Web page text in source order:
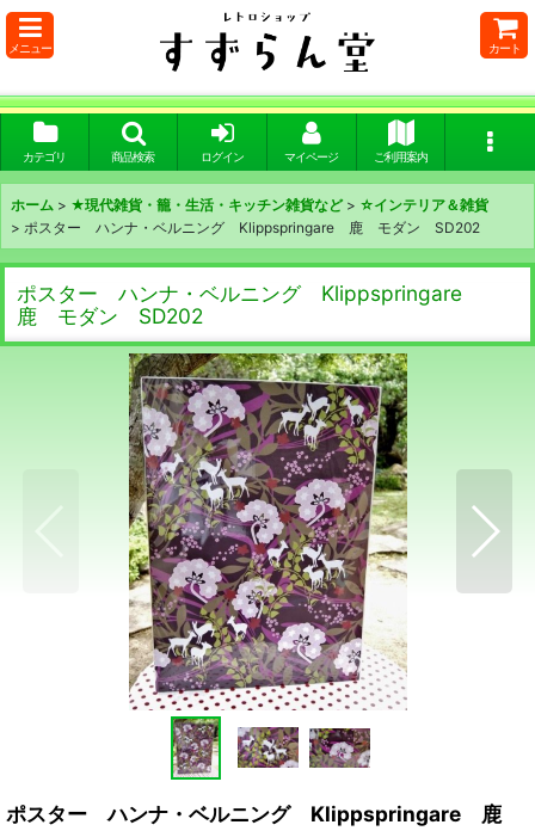
メニュー カート
カテゴリ 商品検索 ログイン マイページ ご利用案内
ホーム > ★現代雑貨・籠・生活・キッチン雑貨など > ☆インテリア＆雑貨
> ポスター ハンナ・ベルニング Klippspringare 鹿 モダン SD202
ポスター ハンナ・ベルニング Klippspringare
鹿 モダン SD202
ポスター ハンナ・ベルニング Klippspringare 鹿